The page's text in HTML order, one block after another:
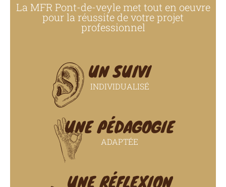
La MFR Pont-de-veyle met tout en oeuvre
pour la réussite de votre projet
professionnel
UN SUIVI
INDIVIDUALISÉ
UNE PÉDAGOGIE
ADAPTÉE
UNE RÉFLEXION